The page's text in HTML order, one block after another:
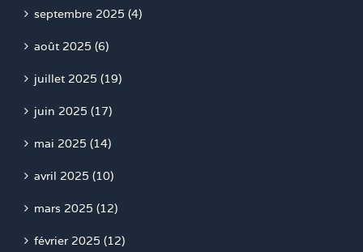
septembre 2025 (4)
août 2025 (6)
juillet 2025 (19)
juin 2025 (17)
mai 2025 (14)
avril 2025 (10)
mars 2025 (12)
février 2025 (12)